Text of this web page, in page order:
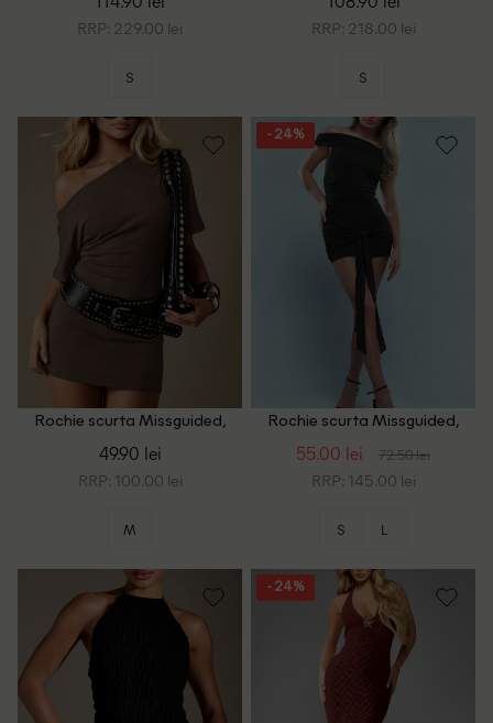
RRP: 229.00 lei
S
RRP: 218.00 lei
S
Rochie scurta Missguided,
49.90 lei
RRP: 100.00 lei
M
- 24%
Rochie scurta Missguided,
55.00 lei 72.50 lei
RRP: 145.00 lei
S L
- 24%